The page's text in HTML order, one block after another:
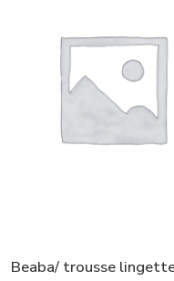
Beaba/ trousse